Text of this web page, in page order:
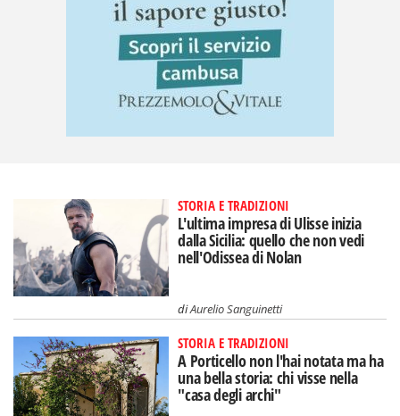
STORIA E TRADIZIONI
L'ultima impresa di Ulisse inizia
dalla Sicilia: quello che non vedi
nell'Odissea di Nolan
diAurelio Sanguinetti
STORIA E TRADIZIONI
A Porticello non l'hai notata ma ha
una bella storia: chi visse nella
"casa degli archi"